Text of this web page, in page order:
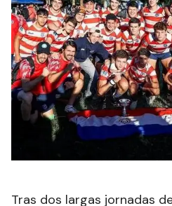
Tras dos largas jornadas